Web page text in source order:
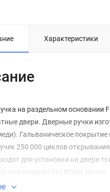
Характеристики
на раздельном основании
двери. Дверные ручки
Гальваническое покрытие
250 000 циклов
для установки на двери
квадрат 8x140 мм, винты.